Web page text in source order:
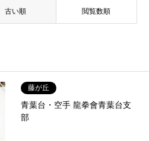
古い順 閲覧数順
藤が丘
青葉台・空手 龍拳會青葉台支
部